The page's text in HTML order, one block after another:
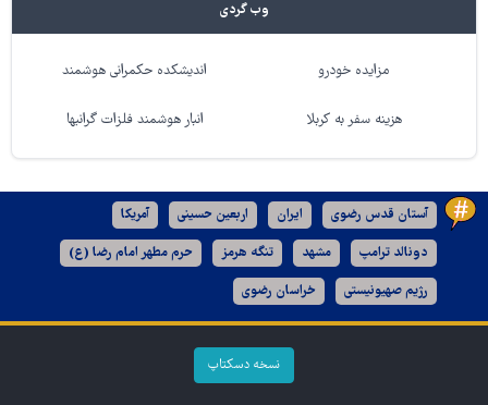
وب گردی
مزایده خودرو اندیشکده حکمرانی هوشمند
هزینه سفر به کربلا انبار هوشمند فلزات گرانبها
آستان قدس رضوی ایران اربعین حسینی آمریکا
دونالد ترامپ مشهد تنگه هرمز حرم مطهر امام رضا (ع)
رژیم صهیونیستی خراسان رضوی
نسخه دسکتاپ